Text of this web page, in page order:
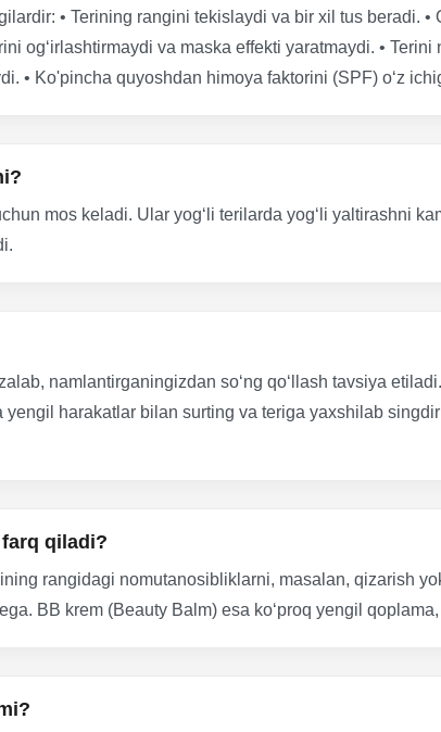
• Terining rangini tekislaydi va bir xil tus beradi. •
og‘irlashtirmaydi va maska effekti yaratmaydi. •
• Ko'pincha quyoshdan himoya faktorini (SPF) o‘z
mos keladi. Ular yog‘li terilarda yog‘li yaltirashni
namlantirganingizdan so‘ng qo‘llash tavsiya
harakatlar bilan surting va teriga yaxshilab
qiladi?
rangidagi nomutanosibliklarni, masalan, qizarish
BB krem (Beauty Balm) esa ko‘proq yengil